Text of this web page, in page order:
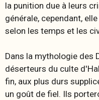
la punition due à leurs
générale, cependant,
selon les temps et les
Dans la mythologie des
déserteurs du culte
fin, aux plus durs
un goût de fiel. Ils